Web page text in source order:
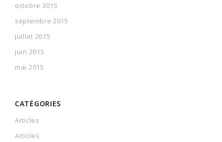
octobre 2015
septembre 2015
juillet 2015
juin 2015
mai 2015
CATÉGORIES
Articles
Articles